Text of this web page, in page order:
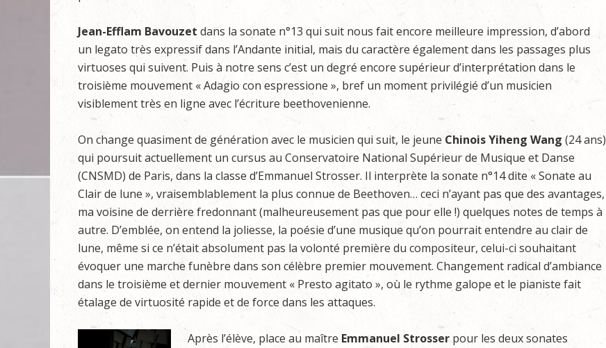
Jean-Efflam Bavouzet dans la sonate n°13 qui suit nous fait encore meilleure impression, d’abord
un legato très expressif dans l’Andante initial, mais du caractère également dans les passages plus
virtuoses qui suivent. Puis à notre sens c’est un degré encore supérieur d’interprétation dans le
troisième mouvement « Adagio con espressione », bref un moment privilégié d’un musicien
visiblement très en ligne avec l’écriture beethovenienne.
On change quasiment de génération avec le musicien qui suit, le jeune Chinois Yiheng Wang (24 ans)
qui poursuit actuellement un cursus au Conservatoire National Supérieur de Musique et Danse
(CNSMD) de Paris, dans la classe d’Emmanuel Strosser. Il interprète la sonate n°14 dite « Sonate au
Clair de lune », vraisemblablement la plus connue de Beethoven… ceci n’ayant pas que des avantages,
ma voisine de derrière fredonnant (malheureusement pas que pour elle !) quelques notes de temps à
autre. D’emblée, on entend la joliesse, la poésie d’une musique qu’on pourrait entendre au clair de
lune, même si ce n’était absolument pas la volonté première du compositeur, celui-ci souhaitant
évoquer une marche funèbre dans son célèbre premier mouvement. Changement radical d’ambiance
dans le troisième et dernier mouvement « Presto agitato », où le rythme galope et le pianiste fait
étalage de virtuosité rapide et de force dans les attaques.
Après l’élève, place au maître Emmanuel Strosser pour les deux sonates